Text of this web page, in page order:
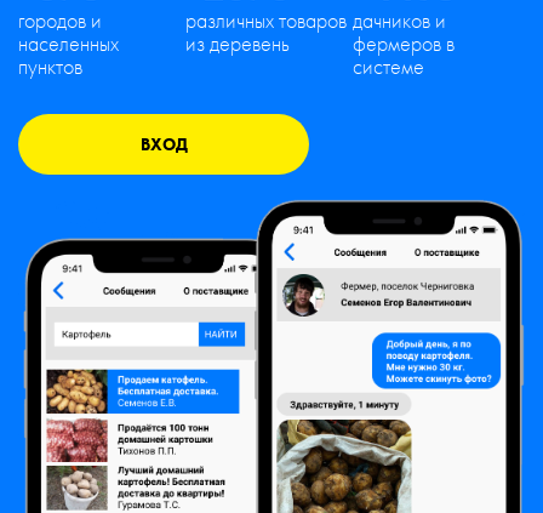
городов и
населенных
пунктов
различных товаров
из деревень
дачников и
фермеров в
системе
ВХОД